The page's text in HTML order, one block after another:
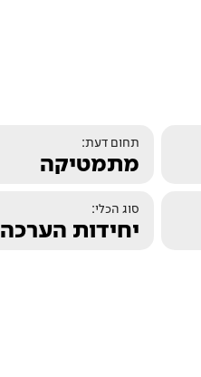
תחום דעת:
מתמטיקה
סוג הכלי:
יחידות הערכה